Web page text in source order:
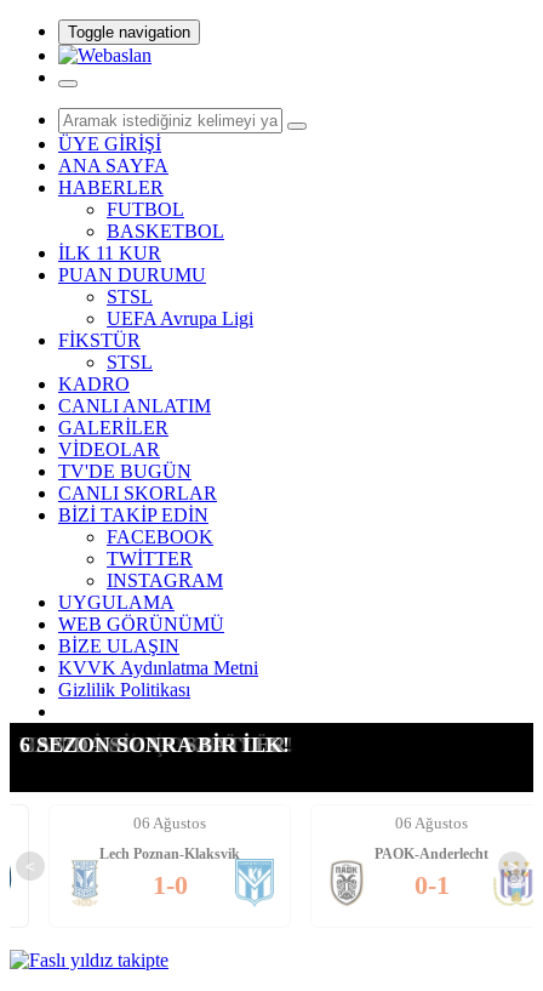
Toggle navigation
ÜYE GİRİŞİ
ANA SAYFA
HABERLER
FUTBOL
BASKETBOL
İLK 11 KUR
PUAN DURUMU
STSL
UEFA Avrupa Ligi
FİKSTÜR
STSL
KADRO
CANLI ANLATIM
GALERİLER
VİDEOLAR
TV'DE BUGÜN
CANLI SKORLAR
BİZİ TAKİP EDİN
FACEBOOK
TWİTTER
INSTAGRAM
UYGULAMA
WEB GÖRÜNÜMÜ
BİZE ULAŞIN
KVVK Aydınlatma Metni
Gizlilik Politikası
SUÇ DUYURUSU YAPTIK!
G.SARAY İÇİN AÇIKLAMA
LEAO ALEV ALEV!!!!
FORVETE İKİ ADAY!
DAVINSON'DA NOKTA!
HAYALİMİZ ÇOK BÜYÜK!
CAN'DA SICAK SAATLER
6 SEZON SONRA BİR İLK!
<
06 Ağustos
Lech Poznan-Klaksvik
1-0
06 Ağustos
PAOK-Anderlecht
0-1
>